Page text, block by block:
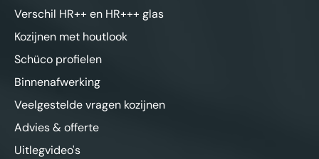
Verschil HR++ en HR+++ glas
Kozijnen met houtlook
Schüco profielen
Binnenafwerking
Veelgestelde vragen kozijnen
Advies & offerte
Uitlegvideo's